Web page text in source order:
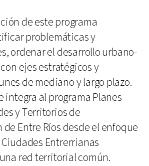
de este programa
problemáticas y
ordenar el desarrollo urbano-
ejes estratégicos y
de mediano y largo plazo.
integra al programa Planes
y Territorios de
Entre Ríos desde el enfoque
Entrerrianas
red territorial común.